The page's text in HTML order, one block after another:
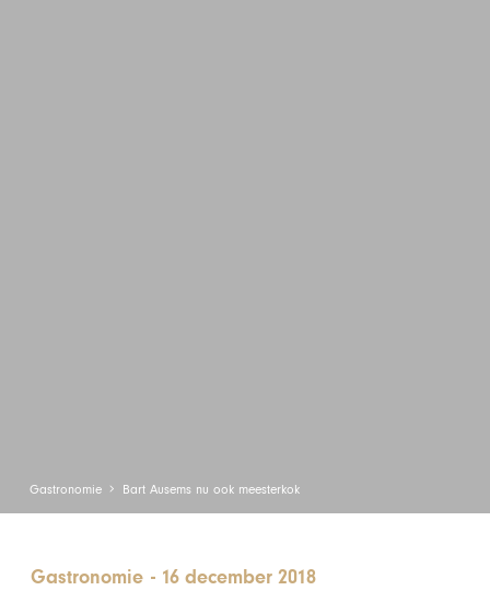
Gastronomie Bart Ausems nu ook meesterkok
Gastronomie - 16 december 2018